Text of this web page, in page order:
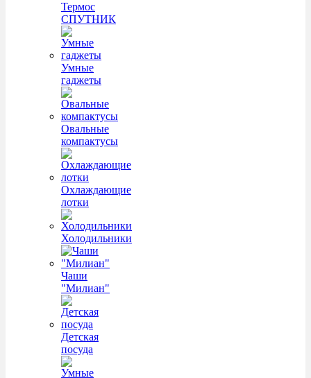
Термос
СПУТНИК
Умные
гаджеты
Овальные
компактусы
Охлаждающие
лотки
Холодильники
Чаши
"Милиан"
Детская
посуда